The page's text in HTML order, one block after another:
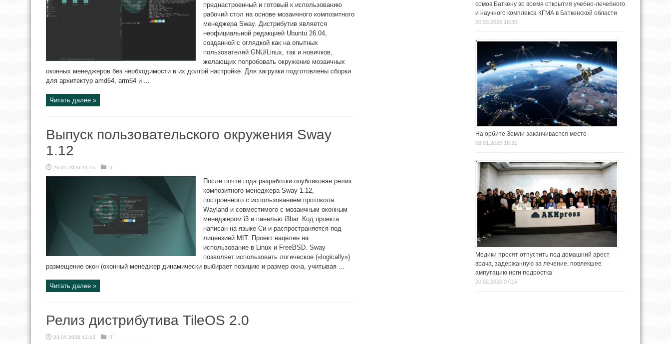
преднастроенный и готовый к использованию
рабочий стол на основе мозаичного композитного
менеджера Sway. Дистрибутив является
неофициальной редакцией Ubuntu 26.04,
созданной с оглядкой как на опытных
пользователей GNU/Linux, так и новичков,
желающих попробовать окружение мозаичных
оконных менеджеров без необходимости в их долгой настройке. Для загрузки подготовлены сборки
для архитектур amd64, arm64 и ...
Читать далее »
Выпуск пользовательского окружения Sway
1.12
26.05.2026 11:15 IT
После почти года разработки опубликован релиз
композитного менеджера Sway 1.12,
построенного с использованием протокола
Wayland и совместимого с мозаичным оконным
менеджером i3 и панелью i3bar. Код проекта
написан на языке Си и распространяется под
лицензией MIT. Проект нацелен на
использование в Linux и FreeBSD. Sway
позволяет использовать логическое («logically»)
размещение окон (оконный менеджер динамически выбирает позицию и размер окна, учитывая ...
Читать далее »
Релиз дистрибутива TileOS 2.0
23.05.2026 12:15 IT
сомов Баткену во время открытия учебно-лечебного
и научного комплекса КГМА в Баткенской области
20.03.2025 16:30
На орбите Земли заканчивается место
08.01.2026 16:31
Медики просят отпустить под домашний арест
врача, задержанную за лечение, повлекшее
ампутацию ноги подростка
20.02.2026 07:15